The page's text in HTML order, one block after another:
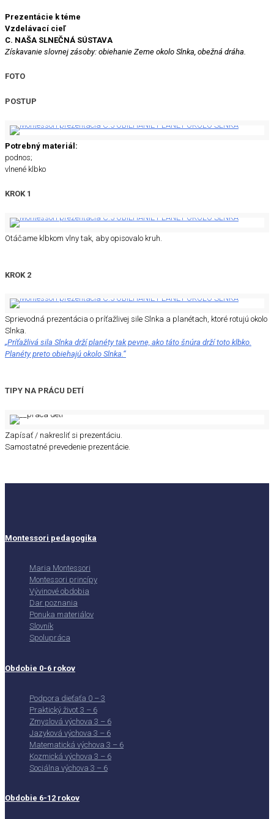
Prezentácie k téme
Vzdelávací cieľ
C. NAŠA SLNEČNÁ SÚSTAVA
Získavanie slovnej zásoby: obiehanie Zeme okolo Slnka, obežná dráha.
FOTO
POSTUP
Potrebný materiál:
podnos;
vlnené klbko
KROK 1
Otáčame klbkom vlny tak, aby opisovalo kruh.
KROK 2
Sprievodná prezentácia o príťažlivej sile Slnka a planétach, ktoré rotujú okolo
Slnka.
„Príťažlivá sila Slnka drží planéty tak pevne, ako táto šnúra drží toto klbko.
Planéty preto obiehajú okolo Slnka.“
TIPY NA PRÁCU DETÍ
Zapísať / nakresliť si prezentáciu.
Samostatné prevedenie prezentácie.
Montessori pedagogika
Maria Montessori
Montessori princípy
Vývinové obdobia
Dar poznania
Ponuka materiálov
Slovník
Spolupráca
Obdobie 0-6 rokov
Podpora dieťaťa 0 – 3
Praktický život 3 – 6
Zmyslová výchova 3 – 6
Jazyková výchova 3 – 6
Matematická výchova 3 – 6
Kozmická výchova 3 – 6
Sociálna výchova 3 – 6
Obdobie 6-12 rokov